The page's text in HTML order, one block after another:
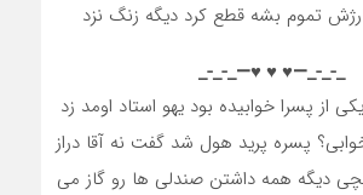
تموم بشه قطع کرد دیگه زنگ نزد
_-_-_—♥️ ♥️ ♥️—_-_-_
از پسرا خوابیده بود یهو استاد اومد زد
پسره پرید هول شد گفت نه آقا دراز
دیگه همه داشتن صندلی ها رو گاز می